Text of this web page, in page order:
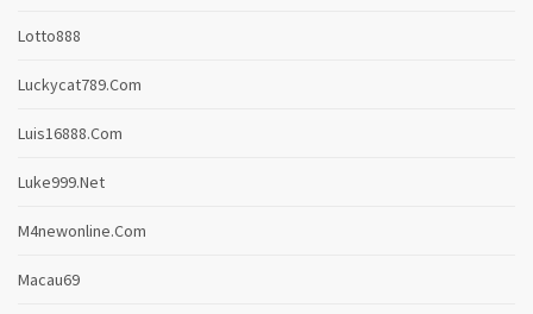
Lotto888
Luckycat789.com
Luis16888.com
Luke999.net
M4newonline.com
Macau69